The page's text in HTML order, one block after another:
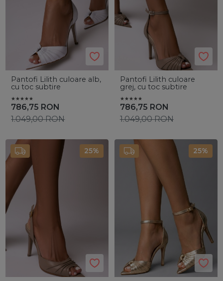
Pantofi Lilith culoare alb,
cu toc subtire
786,75 RON
1.049,00RON
Pantofi Lilith culoare
grej, cu toc subtire
786,75 RON
1.049,00RON
25% 25%